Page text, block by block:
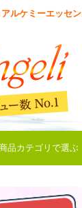
アルケミーエッセ
品カテゴリで選ぶ